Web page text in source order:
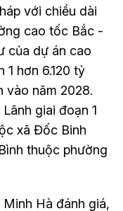
với chiều dài
cao tốc Bắc -
của dự án cao
hơn 6.120 tỷ
vào năm 2028.
giai đoạn 1
xã Đốc Binh
thuộc phường
Hà đánh giá,